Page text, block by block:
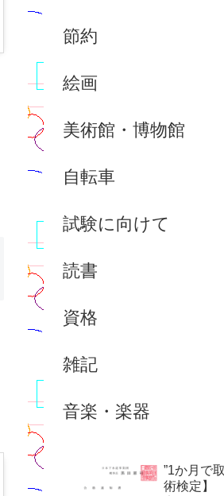
節約
絵画
美術館・博物館
自転車
試験に向けて
読書
資格
雑記
音楽・楽器
”1か月で
術検定】